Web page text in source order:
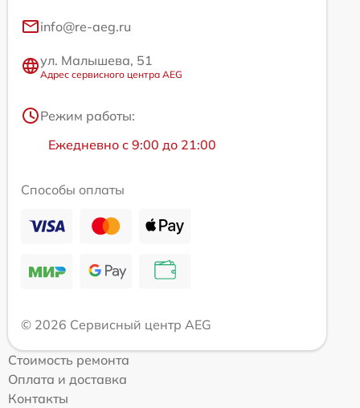
info@re-aeg.ru
ул. Малышева, 51
Адрес сервисного центра AEG
Режим работы:
Ежедневно с 9:00 до 21:00
Способы оплаты
© 2026 Сервисный центр AEG
Стоимость ремонта
Оплата и доставка
Контакты